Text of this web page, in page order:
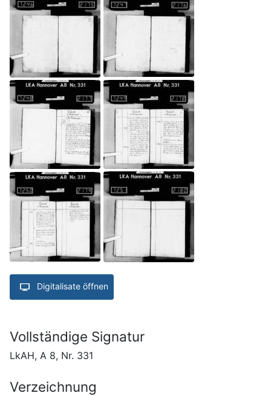
Digitalisate öffnen
Vollständige Signatur
LkAH, A 8, Nr. 331
Verzeichnung